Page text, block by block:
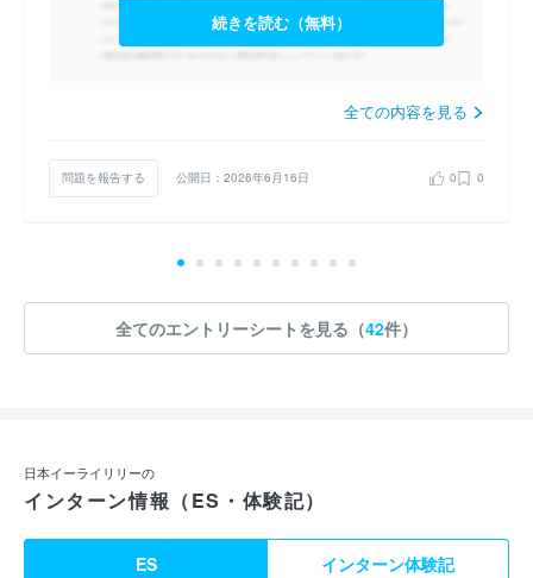
続きを読む（無料）
全ての内容を見る
問題を報告する 公開日：2026年6月16日 0 0
全てのエントリーシートを見る（42件）
日本イーライリリーの
インターン情報（ES・体験記）
ES インターン体験記